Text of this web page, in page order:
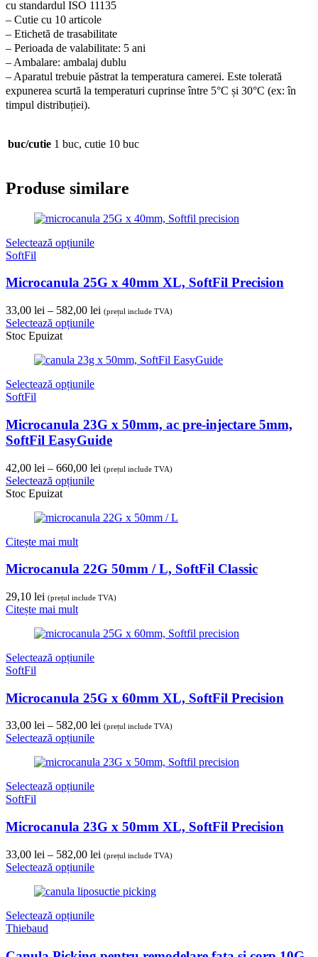
cu standardul ISO 11135
– Cutie cu 10 articole
– Etichetă de trasabilitate
– Perioada de valabilitate: 5 ani
– Ambalare: ambalaj dublu
– Aparatul trebuie păstrat la temperatura camerei. Este tolerată
expunerea scurtă la temperaturi cuprinse între 5°C și 30°C (ex: în
timpul distribuției).
buc/cutie 1 buc, cutie 10 buc
Produse similare
Selectează opțiunile
SoftFil
Microcanula 25G x 40mm XL, SoftFil Precision
33,00 lei – 582,00 lei Interval
până
(prețul include TVA)
Selectează opțiunile
Stoc Epuizat
Selectează opțiunile
SoftFil
Microcanula 23G x 50mm, ac pre-injectare 5mm,
SoftFil EasyGuide
42,00 lei – 660,00 lei Interval
până
(prețul include TVA)
Selectează opțiunile
Stoc Epuizat
Citește mai mult
Microcanula 22G 50mm / L, SoftFil Classic
29,10 lei (prețul include TVA)
Citește mai mult
Selectează opțiunile
SoftFil
Microcanula 25G x 60mm XL, SoftFil Precision
33,00 lei – 582,00 lei Interval
33,00 lei
(prețul include TVA)
Selectează opțiunile
Selectează opțiunile
SoftFil
Microcanula 23G x 50mm XL, SoftFil Precision
33,00 lei – 582,00 lei Interval
33,00 lei
(prețul include TVA)
Selectează opțiunile
Selectează opțiunile
Thiebaud